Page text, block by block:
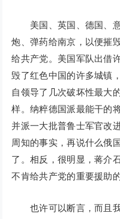
美国、英国、德国、意
炮、弹药给南京，以便摧
给共产党。美国军队出借
毁了红色中国的许多城镇
自领导了几次破坏性最大
样。纳粹德国派最能干的
并派一大批普鲁士军官改
周知的事实，再说什么俄
了。相反，很明显，蒋介
不肯给共产党的重要援助的
也许可以断言，而且我